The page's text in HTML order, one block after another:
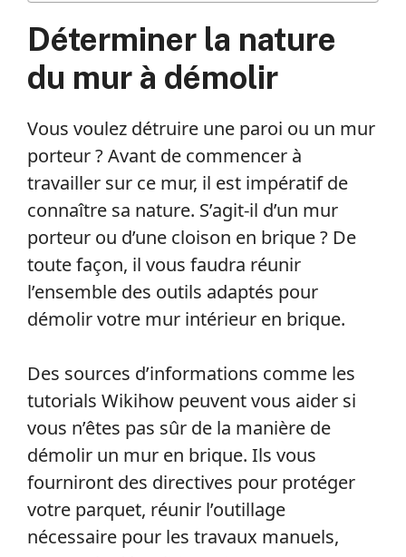
Déterminer la nature
du mur à démolir
Vous voulez détruire une paroi ou un mur
porteur ? Avant de commencer à
travailler sur ce mur, il est impératif de
connaître sa nature. S’agit-il d’un mur
porteur ou d’une cloison en brique ? De
toute façon, il vous faudra réunir
l’ensemble des outils adaptés pour
démolir votre mur intérieur en brique.
Des sources d’informations comme les
tutorials Wikihow peuvent vous aider si
vous n’êtes pas sûr de la manière de
démolir un mur en brique. Ils vous
fourniront des directives pour protéger
votre parquet, réunir l’outillage
nécessaire pour les travaux manuels,